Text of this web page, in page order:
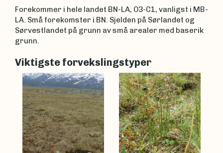
Forekommer i hele landet BN-LA, O3-C1, vanligst i MB-
LA. Små forekomster i BN. Sjelden på Sørlandet og
Sørvestlandet på grunn av små arealer med baserik
grunn.
Viktigste forvekslingstyper